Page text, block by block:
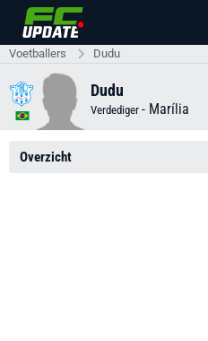
Voetballers Dudu
Dudu
Verdediger - Marília
Overzicht